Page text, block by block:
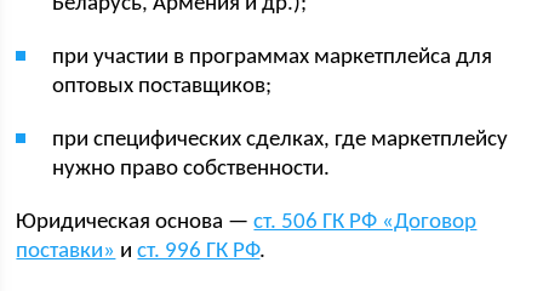
при участии в программах маркетплейса для
оптовых поставщиков;
при специфических сделках, где маркетплейсу
нужно право собственности.
Юридическая основа —ст. 506 ГК РФ «Договор
поставки» ист. 996 ГК РФ.